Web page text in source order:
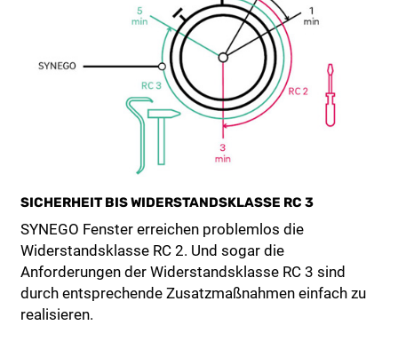
SICHERHEIT BIS WIDERSTANDSKLASSE RC 3
SYNEGO Fenster erreichen problemlos die
Widerstandsklasse RC 2. Und sogar die
Anforderungen der Widerstandsklasse RC 3 sind
durch entsprechende Zusatzmaßnahmen einfach zu
realisieren.